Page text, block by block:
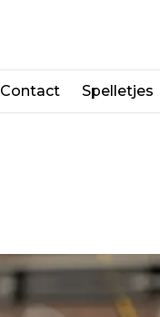
Contact Spelletjes